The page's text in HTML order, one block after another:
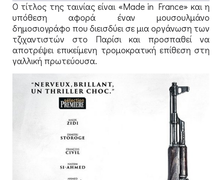
Ο τίτλος της ταινίας είναι «Made in France» και η
υπόθεση αφορά έναν μουσουλμάνο
δημοσιογράφο που διεισδύει σε μια οργάνωση των
τζιχαντιστών στο Παρίσι και προσπαθεί να
αποτρέψει επικείμενη τρομοκρατική επίθεση στη
γαλλική πρωτεύουσα.